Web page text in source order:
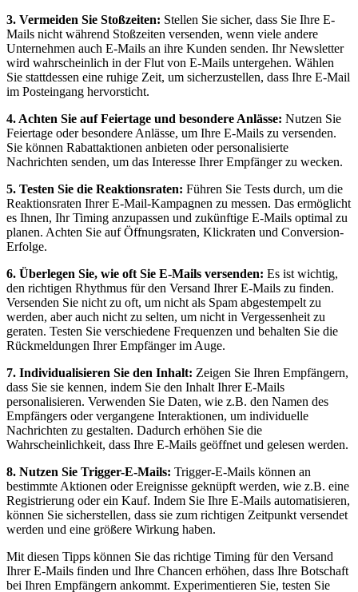
3. Vermeiden Sie Stoßzeiten: Stellen Sie sicher, dass Sie Ihre E-
Mails nicht während Stoßzeiten versenden, wenn viele andere
Unternehmen auch E-Mails an ihre Kunden senden. Ihr Newsletter
wird wahrscheinlich in der Flut von E-Mails untergehen. Wählen
Sie stattdessen eine ruhige Zeit, um sicherzustellen, dass Ihre E-Mail
im Posteingang hervorsticht.
4. Achten Sie auf Feiertage und besondere Anlässe: Nutzen Sie
Feiertage oder besondere Anlässe, um Ihre E-Mails zu versenden.
Sie können Rabattaktionen anbieten oder personalisierte
Nachrichten senden, um das Interesse Ihrer Empfänger zu wecken.
5. Testen Sie die Reaktionsraten: Führen Sie Tests durch, um die
Reaktionsraten Ihrer E-Mail-Kampagnen zu messen. Das ermöglicht
es Ihnen, Ihr Timing anzupassen und zukünftige E-Mails optimal zu
planen. Achten Sie auf Öffnungsraten, Klickraten und Conversion-
Erfolge.
6. Überlegen Sie, wie oft Sie E-Mails versenden: Es ist wichtig,
den richtigen Rhythmus für den Versand Ihrer E-Mails zu finden.
Versenden Sie nicht zu oft, um nicht als Spam abgestempelt zu
werden, aber auch nicht zu selten, um nicht in Vergessenheit zu
geraten. Testen Sie verschiedene Frequenzen und behalten Sie die
Rückmeldungen Ihrer Empfänger im Auge.
7. Individualisieren Sie den Inhalt: Zeigen Sie Ihren Empfängern,
dass Sie sie kennen, indem Sie den Inhalt Ihrer E-Mails
personalisieren. Verwenden Sie Daten, wie z.B. den Namen des
Empfängers oder vergangene Interaktionen, um individuelle
Nachrichten zu gestalten. Dadurch erhöhen Sie die
Wahrscheinlichkeit, dass Ihre E-Mails geöffnet und gelesen werden.
8. Nutzen Sie Trigger-E-Mails: Trigger-E-Mails können an
bestimmte Aktionen oder Ereignisse geknüpft werden, wie z.B. eine
Registrierung oder ein Kauf. Indem Sie Ihre E-Mails automatisieren,
können Sie sicherstellen, dass sie zum richtigen Zeitpunkt versendet
werden und eine größere Wirkung haben.
Mit diesen Tipps können Sie das richtige Timing für den Versand
Ihrer E-Mails finden und Ihre Chancen erhöhen, dass Ihre Botschaft
bei Ihren Empfängern ankommt. Experimentieren Sie, testen Sie